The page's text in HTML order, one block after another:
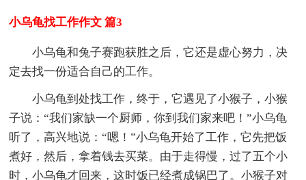
小乌龟找工作作文 篇3
小乌龟和兔子赛跑获胜之后，它还是虚心努力，决
定去找一份适合自己的工作。
小乌龟到处找工作，终于，它遇见了小猴子，小猴
子说：“我们家缺一个厨师，你到我们家来吧！”小乌龟
听了，高兴地说：“嗯！”小乌龟开始了工作，它先把饭
煮好，然后，拿着钱去买菜。由于走得慢，过了五个小
时，小乌龟才回来，这时饭已经煮成锅巴了。小猴子对